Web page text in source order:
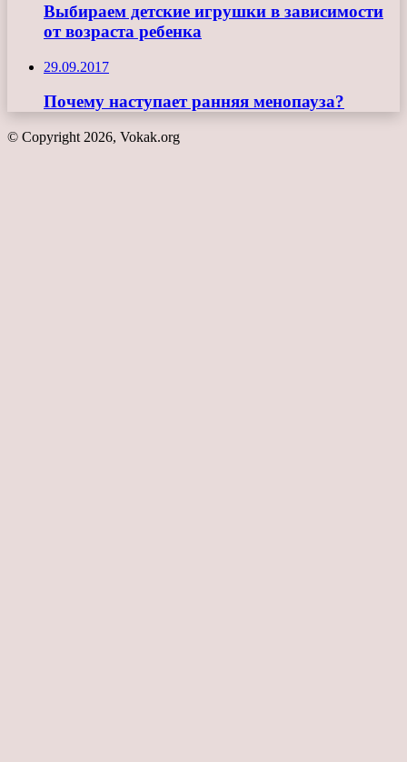
Выбираем детские игрушки в зависимости
от возраста ребенка
29.09.2017
Почему наступает ранняя менопауза?
© Copyright 2026, Vokak.org